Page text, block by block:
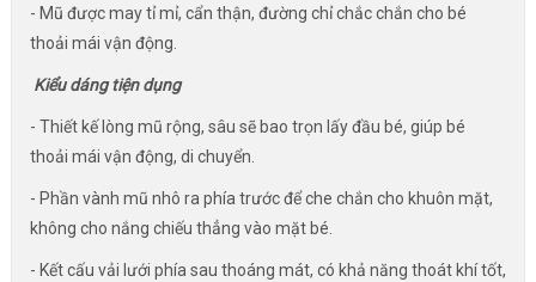
- Mũ được may tỉ mỉ, cẩn thận, đường chỉ chắc chắn cho bé
thoải mái vận động.
Kiểu dáng tiện dụng
- Thiết kế lòng mũ rộng, sâu sẽ bao trọn lấy đầu bé, giúp bé
thoải mái vận động, di chuyển.
- Phần vành mũ nhô ra phía trước để che chắn cho khuôn mặt,
không cho nắng chiếu thẳng vào mặt bé.
- Kết cấu vải lưới phía sau thoáng mát, có khả năng thoát khí tốt,